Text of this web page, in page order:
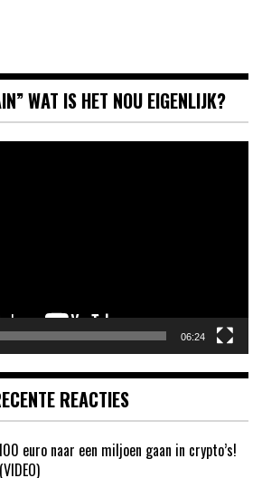
WAT IS HET NOU EIGENLIJK?
06:24
REACTIES
euro naar een miljoen gaan in crypto’s!